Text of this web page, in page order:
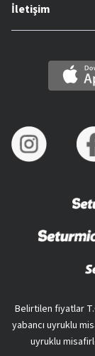
İletişim
Belirtilen fiyatlar
yabancı uyruklu
uyruklu